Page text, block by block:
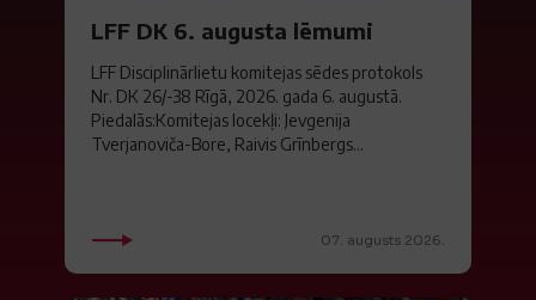
LFF DK 6. augusta lēmumi
LFF Disciplinārlietu komitejas sēdes protokols
Nr. DK 26/-38 Rīgā, 2026. gada 6. augustā.
Piedalās:Komitejas locekļi: Jevgenija
Tverjanoviča-Bore, Raivis Grīnbergs...
07. augusts 2026.